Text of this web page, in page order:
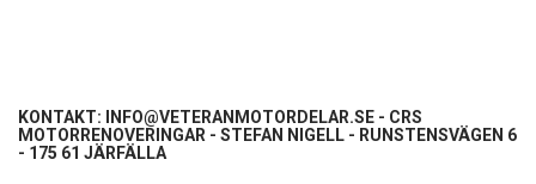
KONTAKT: INFO@VETERANMOTORDELAR.SE - CRS
MOTORRENOVERINGAR - STEFAN NIGELL - RUNSTENSVÄGEN 6
- 175 61 JÄRFÄLLA